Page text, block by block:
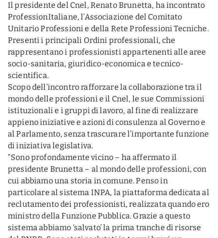
Il presidente del Cnel, Renato Brunetta, ha incontrato
ProfessionItaliane, l’Associazione del Comitato
Unitario Professioni e della Rete Professioni Tecniche.
Presenti i principali Ordini professionali, che
rappresentano i professionisti appartenenti alle aree
socio-sanitaria, giuridico-economica e tecnico-
scientifica.
Scopo dell’incontro rafforzare la collaborazione tra il
mondo delle professioni e il Cnel, le sue Commissioni
istituzionali e i gruppi di lavoro, al fine di realizzare
appieno iniziative e azioni di consulenza al Governo e
al Parlamento, senza trascurare l’importante funzione
di iniziativa legislativa.
“Sono profondamente vicino – ha affermato il
presidente Brunetta – al mondo delle professioni, con
cui abbiamo una storia in comune. Penso in
particolare al sistema INPA, la piattaforma dedicata al
reclutamento dei professionisti, realizzata quando ero
ministro della Funzione Pubblica. Grazie a questo
sistema abbiamo ‘salvato’ la prima tranche di risorse